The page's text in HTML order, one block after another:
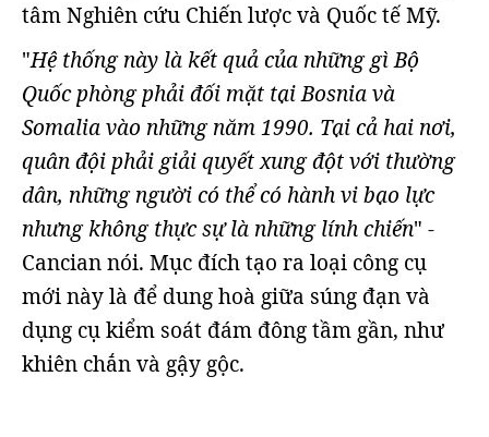
tâm Nghiên cứu Chiến lược và Quốc tế Mỹ.
"Hệ thống này là kết quả của những gì Bộ
Quốc phòng phải đối mặt tại Bosnia và
Somalia vào những năm 1990. Tại cả hai nơi,
quân đội phải giải quyết xung đột với thường
dân, những người có thể có hành vi bạo lực
nhưng không thực sự là những lính chiến" -
Cancian nói. Mục đích tạo ra loại công cụ
mới này là để dung hoà giữa súng đạn và
dụng cụ kiểm soát đám đông tầm gần, như
khiên chắn và gậy gộc.